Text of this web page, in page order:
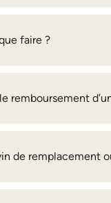
faire ?
remboursement
de remplacement